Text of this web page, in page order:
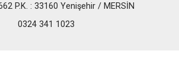
P.K. : 33160 Yenişehir / MERSİN
0324 341 1023